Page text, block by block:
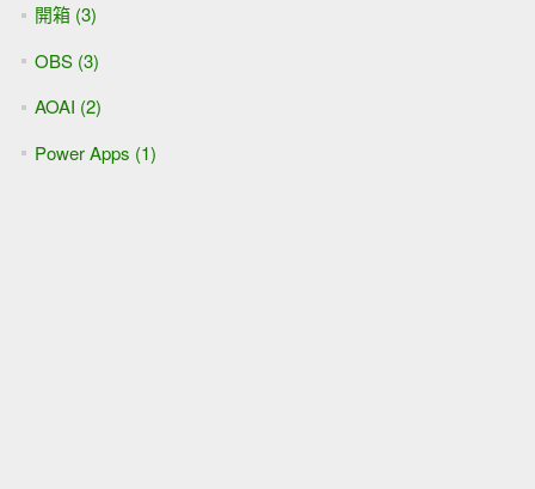
開箱 (3)
OBS (3)
AOAI (2)
Power Apps (1)